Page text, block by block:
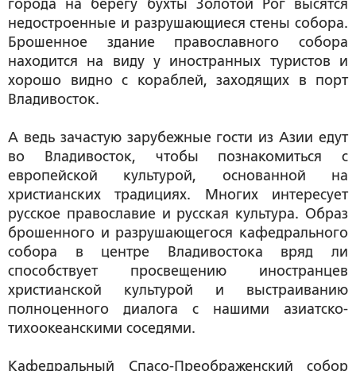
города на берегу бухты Золотой Рог высятся
недостроенные и разрушающиеся стены собора.
Брошенное здание православного собора
находится на виду у иностранных туристов и
хорошо видно с кораблей, заходящих в порт
Владивосток.
А ведь зачастую зарубежные гости из Азии едут
во Владивосток, чтобы познакомиться с
европейской культурой, основанной на
христианских традициях. Многих интересует
русское православие и русская культура. Образ
брошенного и разрушающегося кафедрального
собора в центре Владивостока вряд ли
способствует просвещению иностранцев
христианской культурой и выстраиванию
полноценного диалога с нашими азиатско-
тихоокеанскими соседями.
Кафедральный Спасо-Преображенский собор